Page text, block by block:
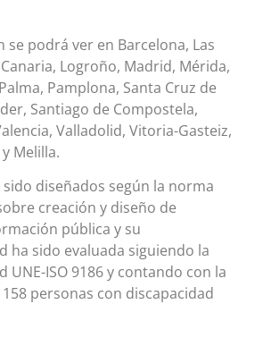
se podrá ver en Barcelona, Las
Logroño, Madrid, Mérida,
Pamplona, Santa Cruz de
Santiago de Compostela,
Valladolid, Vitoria-Gasteiz,
Melilla.
diseñados según la norma
creación y diseño de
pública y su
ha sido evaluada siguiendo la
UNE-ISO 9186 y contando con la
personas con discapacidad